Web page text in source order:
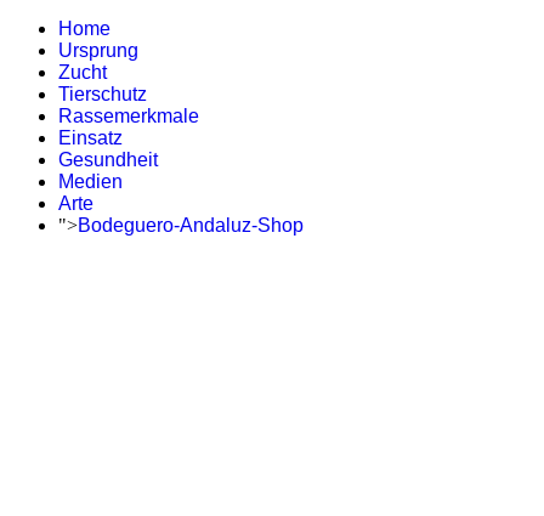
Home
Ursprung
Zucht
Tierschutz
Rassemerkmale
Einsatz
Gesundheit
Medien
Arte
">Bodeguero-Andaluz-Shop